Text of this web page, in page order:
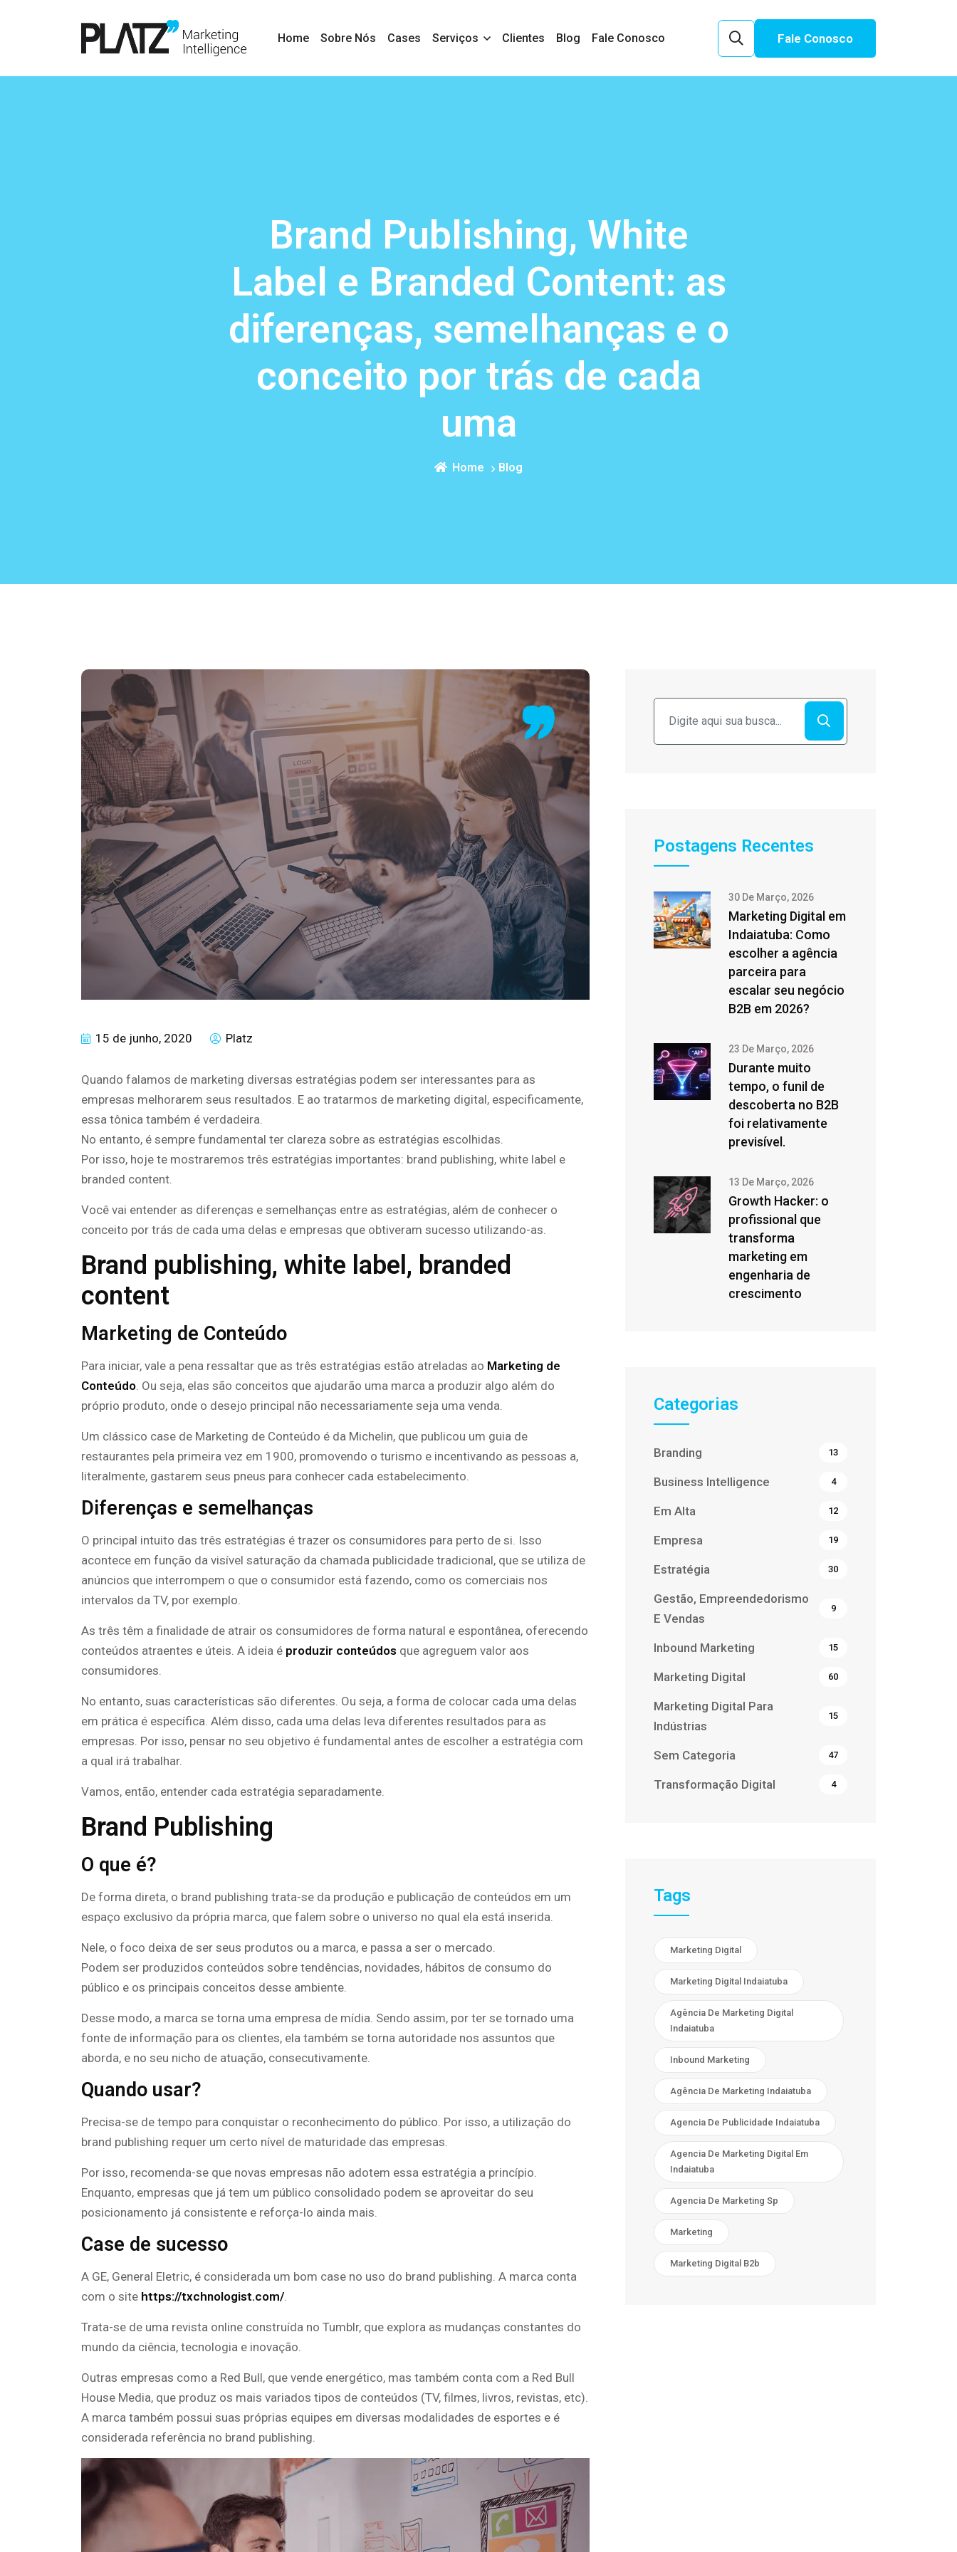
Home Sobre Nós Cases Serviços Clientes Blog Fale Conosco Fale Conosco
Brand Publishing, White
Label e Branded Content: as
diferenças, semelhanças e o
conceito por trás de cada
uma
Home Blog
15 de junho, 2020 Platz
Quando falamos de marketing diversas estratégias podem ser interessantes para as
empresas melhorarem seus resultados. E ao tratarmos de marketing digital, especificamente,
essa tônica também é verdadeira.
No entanto, é sempre fundamental ter clareza sobre as estratégias escolhidas.
Por isso, hoje te mostraremos três estratégias importantes: brand publishing, white label e
branded content.
Você vai entender as diferenças e semelhanças entre as estratégias, além de conhecer o
conceito por trás de cada uma delas e empresas que obtiveram sucesso utilizando-as.
Brand publishing, white label, branded
content
Marketing de Conteúdo
Para iniciar, vale a pena ressaltar que as três estratégias estão atreladas ao Marketing de
Conteúdo. Ou seja, elas são conceitos que ajudarão uma marca a produzir algo além do
próprio produto, onde o desejo principal não necessariamente seja uma venda.
Um clássico case de Marketing de Conteúdo é da Michelin, que publicou um guia de
restaurantes pela primeira vez em 1900, promovendo o turismo e incentivando as pessoas a,
literalmente, gastarem seus pneus para conhecer cada estabelecimento.
Diferenças e semelhanças
O principal intuito das três estratégias é trazer os consumidores para perto de si. Isso
acontece em função da visível saturação da chamada publicidade tradicional, que se utiliza de
anúncios que interrompem o que o consumidor está fazendo, como os comerciais nos
intervalos da TV, por exemplo.
As três têm a finalidade de atrair os consumidores de forma natural e espontânea, oferecendo
conteúdos atraentes e úteis. A ideia é produzir conteúdos que agreguem valor aos
consumidores.
No entanto, suas características são diferentes. Ou seja, a forma de colocar cada uma delas
em prática é específica. Além disso, cada uma delas leva diferentes resultados para as
empresas. Por isso, pensar no seu objetivo é fundamental antes de escolher a estratégia com
a qual irá trabalhar.
Vamos, então, entender cada estratégia separadamente.
Brand Publishing
O que é?
De forma direta, o brand publishing trata-se da produção e publicação de conteúdos em um
espaço exclusivo da própria marca, que falem sobre o universo no qual ela está inserida.
Nele, o foco deixa de ser seus produtos ou a marca, e passa a ser o mercado.
Podem ser produzidos conteúdos sobre tendências, novidades, hábitos de consumo do
público e os principais conceitos desse ambiente.
Desse modo, a marca se torna uma empresa de mídia. Sendo assim, por ter se tornado uma
fonte de informação para os clientes, ela também se torna autoridade nos assuntos que
aborda, e no seu nicho de atuação, consecutivamente.
Quando usar?
Precisa-se de tempo para conquistar o reconhecimento do público. Por isso, a utilização do
brand publishing requer um certo nível de maturidade das empresas.
Por isso, recomenda-se que novas empresas não adotem essa estratégia a princípio.
Enquanto, empresas que já tem um público consolidado podem se aproveitar do seu
posicionamento já consistente e reforça-lo ainda mais.
Case de sucesso
A GE, General Eletric, é considerada um bom case no uso do brand publishing. A marca conta
com o site https://txchnologist.com/.
Trata-se de uma revista online construída no Tumblr, que explora as mudanças constantes do
mundo da ciência, tecnologia e inovação.
Outras empresas como a Red Bull, que vende energético, mas também conta com a Red Bull
House Media, que produz os mais variados tipos de conteúdos (TV, filmes, livros, revistas, etc).
A marca também possui suas próprias equipes em diversas modalidades de esportes e é
considerada referência no brand publishing.
Postagens Recentes
30 De Março, 2026
Marketing Digital em
Indaiatuba: Como
escolher a agência
parceira para
escalar seu negócio
B2B em 2026?
23 De Março, 2026
Durante muito
tempo, o funil de
descoberta no B2B
foi relativamente
previsível.
13 De Março, 2026
Growth Hacker: o
profissional que
transforma
marketing em
engenharia de
crescimento
Categorias
Branding 13
Business Intelligence 4
Em Alta 12
Empresa 19
Estratégia 30
Gestão, Empreendedorismo
E Vendas
9
Inbound Marketing 15
Marketing Digital 60
Marketing Digital Para
Indústrias
15
Sem Categoria 47
Transformação Digital 4
Tags
Marketing Digital
Marketing Digital Indaiatuba
Agência De Marketing Digital
Indaiatuba
Inbound Marketing
Agência De Marketing Indaiatuba
Agencia De Publicidade Indaiatuba
Agencia De Marketing Digital Em
Indaiatuba
Agencia De Marketing Sp
Marketing
Marketing Digital B2b